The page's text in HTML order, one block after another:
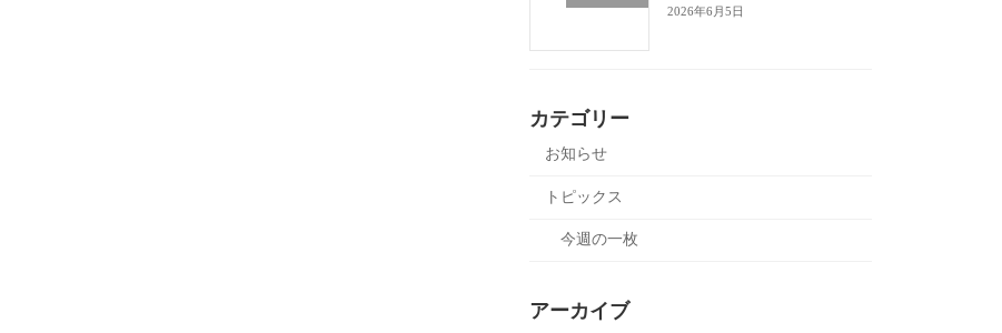
2026年6月5日
カテゴリー
お知らせ
トピックス
今週の一枚
アーカイブ